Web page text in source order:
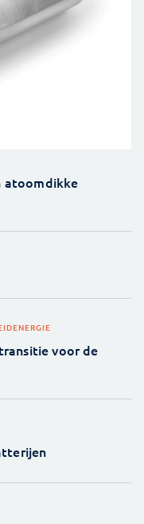
atoomdikke
ENERGIE
voor de